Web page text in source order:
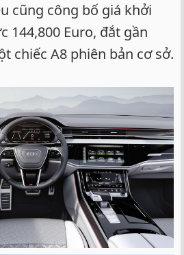
cũng công bố giá khởi
144,800 Euro, đắt gần
chiếc A8 phiên bản cơ sở.